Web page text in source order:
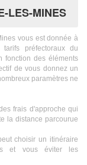
LES-MINES
vous est donnée à
préfectoraux du
fonction des éléments
de vous donnez un
paramètres ne
frais d'approche qui
la distance parcourue
choisir un itinéraire
et vous éviter les